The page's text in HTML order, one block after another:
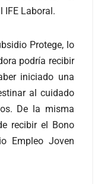
IFE Laboral.
Protege, lo
podría recibir
iniciado una
al cuidado
De la misma
recibir el Bono
Empleo Joven